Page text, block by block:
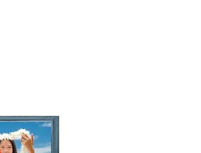
קרוזים
תכנון